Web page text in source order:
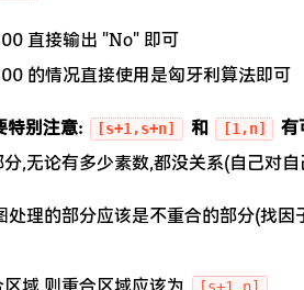
直接输出 "No" 即可
的情况直接使用是匈牙利算法即可
特别注意: [s+1,s+n] 和 [1,n]
有
,无论有多少素数,都没关系(自己对
处理的部分应该是不重合的部分(找